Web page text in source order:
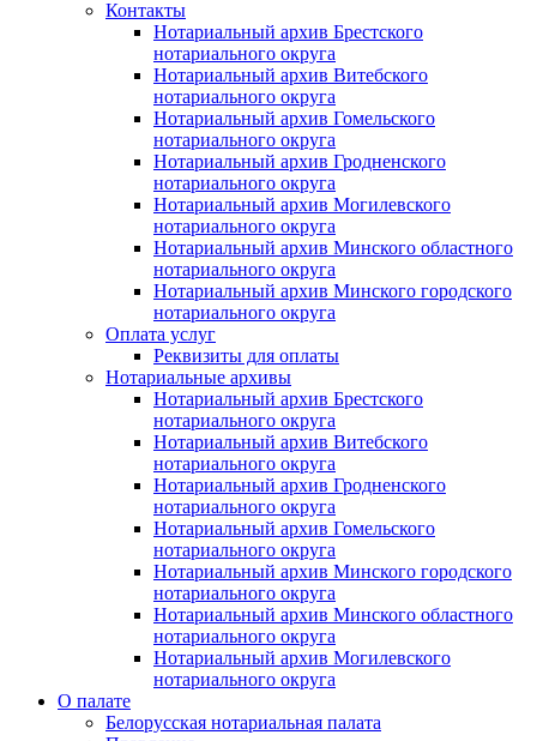
Контакты
Нотариальный архив Брестского
нотариального округа
Нотариальный архив Витебского
нотариального округа
Нотариальный архив Гомельского
нотариального округа
Нотариальный архив Гродненского
нотариального округа
Нотариальный архив Могилевского
нотариального округа
Нотариальный архив Минского областного
нотариального округа
Нотариальный архив Минского городского
нотариального округа
Оплата услуг
Реквизиты для оплаты
Нотариальные архивы
Нотариальный архив Брестского
нотариального округа
Нотариальный архив Витебского
нотариального округа
Нотариальный архив Гродненского
нотариального округа
Нотариальный архив Гомельского
нотариального округа
Нотариальный архив Минского городского
нотариального округа
Нотариальный архив Минского областного
нотариального округа
Нотариальный архив Могилевского
нотариального округа
О палате
Белорусская нотариальная палата